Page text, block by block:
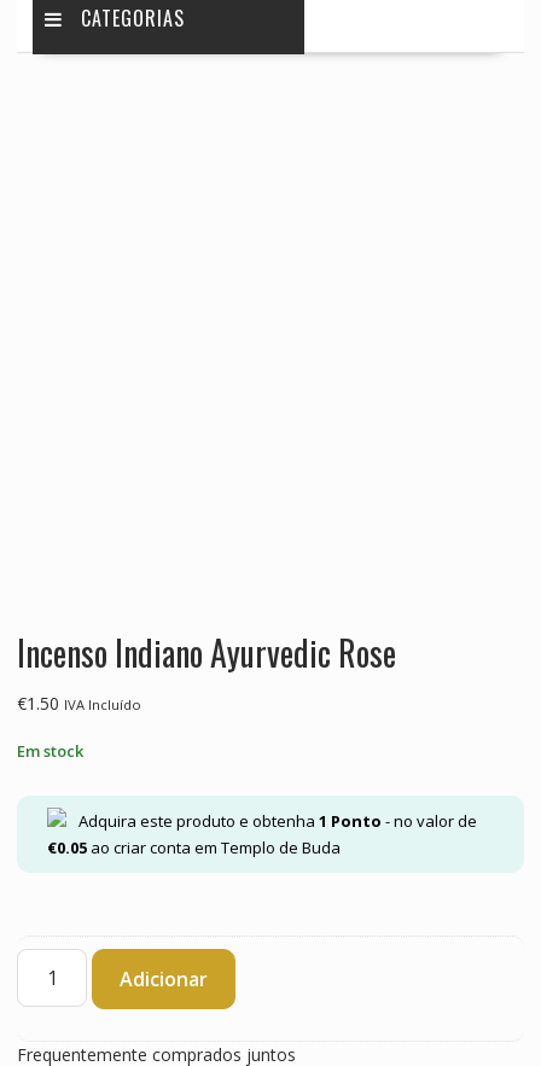
CATEGORIAS
Incenso Indiano Ayurvedic Rose
€1.50 IVA Incluído
Em stock
Adquira este produto e obtenha 1 Ponto - no valor de
€0.05 ao criar conta em Templo de Buda
Quantidade
Incenso
Indiano
Adicionar
Frequentemente comprados juntos